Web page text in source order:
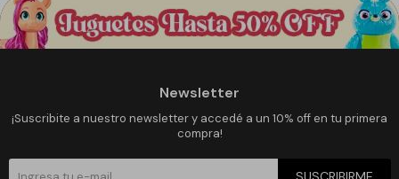
Newsletter
¡Suscribite a nuestro newsletter y accedé a un 10% off en tu primera
compra!